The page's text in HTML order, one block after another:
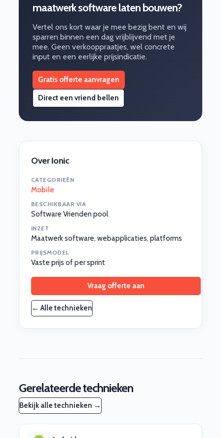
maatwerk software laten bouwen?
Vertel ons kort waar je mee bezig bent en wij
sparren binnen een dag vrijblijvend met je
mee. Geen verkooppraatjes, wel concrete
input en een eerlijke prijsindicatie.
Gratis offerte aanvragen
Direct een vriend bellen
Over Ionic
CATEGORIEËN
Mobile
BESCHIKBAAR VIA
Software Vrienden pool
INZET
Maatwerk software, webapplicaties, platforms
PRIJSMODEL
Vaste prijs of per sprint
Vraag offerte aan
← Alle technieken
Gerelateerde technieken
Bekijk alle technieken →